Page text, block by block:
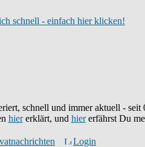
schnell - einfach hier klicken!
schnell und immer aktuell - seit
hiererklärt, und hiererfährst Du
Login